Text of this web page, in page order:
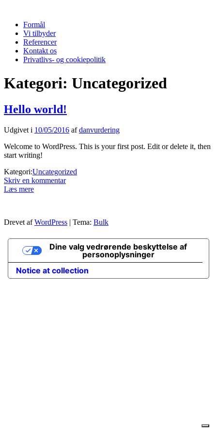
Formål
Vi tilbyder
Referencer
Kontakt os
Privatlivs- og cookiepolitik
Kategori: Uncategorized
Hello world!
Udgivet i 10/05/2016 afdanvurdering
Welcome to WordPress. This is your first post. Edit or delete it, then
start writing!
Kategori:Uncategorized
Skriv en kommentar
Læs mere
Drevet afWordPress | Tema: Bulk
Notice at collection
Dine valg vedrørende beskyttelse af
personoplysninger